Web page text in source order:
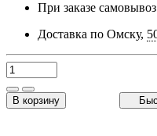
При заказе самовывоз
Доставка по Омску,
В корзину